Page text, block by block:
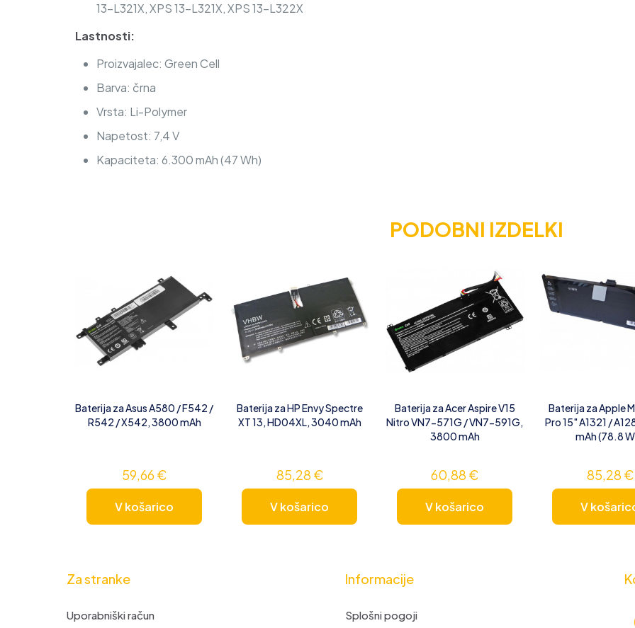
13-L321X, XPS 13-L321X, XPS 13-L322X
Lastnosti:
Proizvajalec: Green Cell
Barva: črna
Vrsta: Li-Polymer
Napetost: 7,4 V
Kapaciteta: 6.300 mAh (47 Wh)
PODOBNI IZDELKI
Baterija za Asus A580 / F542 /
R542 / X542, 3800 mAh
59,66€
V košarico
Baterija za HP Envy Spectre
XT 13, HD04XL, 3040 mAh
85,28 €
V košarico
Baterija za Acer Aspire V15
Nitro VN7-571G / VN7-591G,
3800 mAh
60,88 €
V košarico
Baterija za Apple
Pro 15" A1321 /
mAh (78.8
85,28 €
V
Za stranke
Uporabniški račun
Informacije
Splošni pogoji